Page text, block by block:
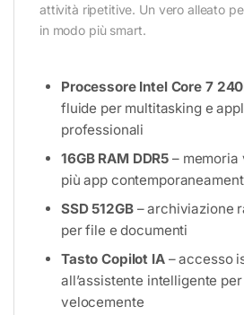
attività ripetitive. Un vero alleato
in modo più smart.
Processore Intel Core 7
fluide per multitasking e
professionali
16GB RAM DDR5 – memoria
più app
SSD 512GB– archiviazione
per file e documenti
Tasto Copilot IA– accesso
all’assistente intelligente
velocemente